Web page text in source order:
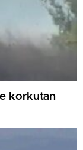
korkutan